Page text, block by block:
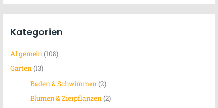
Kategorien
Allgemein (108)
Garten(13)
Baden & Schwimmen(2)
Blumen & Zierpflanzen(2)